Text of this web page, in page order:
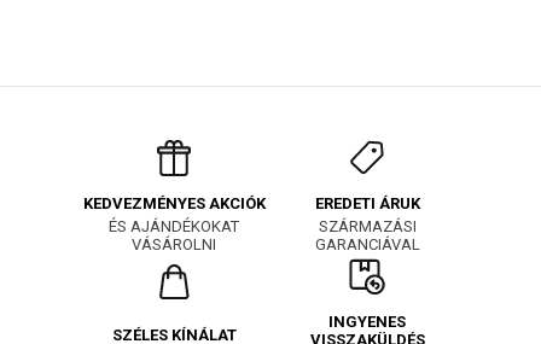
KEDVEZMÉNYES AKCIÓK
ÉS AJÁNDÉKOKAT
VÁSÁROLNI
EREDETI ÁRUK
SZÁRMAZÁSI
GARANCIÁVAL
SZÉLES KÍNÁLAT
INGYENES
VISSZAKÜLDÉS